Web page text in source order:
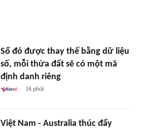
Sổ đỏ được thay thế bằng dữ liệu
số, mỗi thửa đất sẽ có một mã
định danh riêng
16 phút
Việt Nam - Australia thúc đẩy